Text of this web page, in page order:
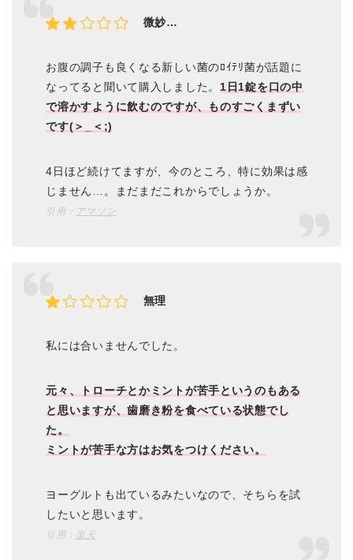
微妙…
お腹の調子も良くなる新しい菌のﾛｲﾃﾘ菌が話題に
なってると聞いて購入しました。 1日1錠を口の中
で溶かすように飲むのですが、ものすごくまずい
です(＞_＜;)
4日ほど続けてますが、今のところ、特に効果は感
じません…。まだまだこれからでしょうか。
引用： アマゾン
無理
私には合いませんでした。
元々、トローチとかミントが苦手というのもある
と思いますが、歯磨き粉を食べている状態でし
た。
ミントが苦手な方はお気をつけください。
ヨーグルトも出ているみたいなので、そちらを試
したいと思います。
引用： 楽天